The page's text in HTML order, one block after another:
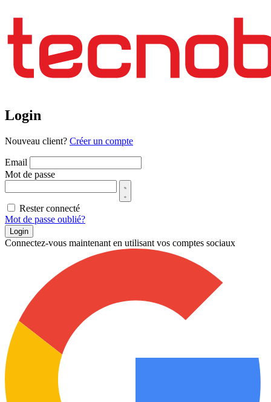
Login
Nouveau client? Créer un compte
Email
Mot de passe
Rester connecté
Mot de passe oublié?
Login
Connectez-vous maintenant en utilisant vos comptes sociaux